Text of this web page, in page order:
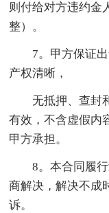
则付给对方违约金
整）。
7。甲方保证
产权清晰，
无抵押、查封
有效，不含虚假内
甲方承担。
8。本合同履
商解决，解决不成
诉。